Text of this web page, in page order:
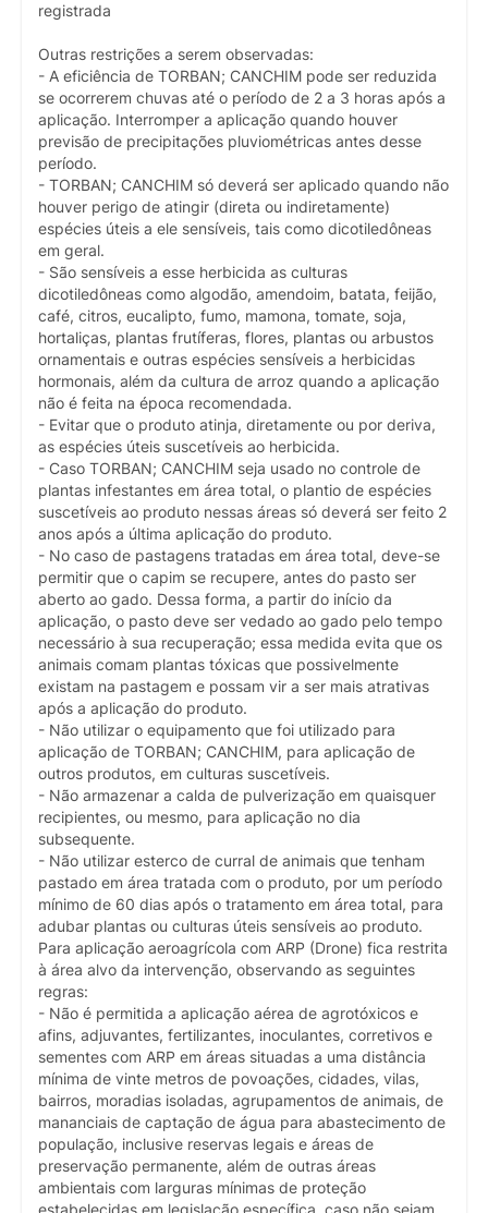
registrada
Outras restrições a serem observadas:
- A eficiência de TORBAN; CANCHIM pode ser reduzida
se ocorrerem chuvas até o período de 2 a 3 horas após a
aplicação. Interromper a aplicação quando houver
previsão de precipitações pluviométricas antes desse
período.
- TORBAN; CANCHIM só deverá ser aplicado quando não
houver perigo de atingir (direta ou indiretamente)
espécies úteis a ele sensíveis, tais como dicotiledôneas
em geral.
- São sensíveis a esse herbicida as culturas
dicotiledôneas como algodão, amendoim, batata, feijão,
café, citros, eucalipto, fumo, mamona, tomate, soja,
hortaliças, plantas frutíferas, flores, plantas ou arbustos
ornamentais e outras espécies sensíveis a herbicidas
hormonais, além da cultura de arroz quando a aplicação
não é feita na época recomendada.
- Evitar que o produto atinja, diretamente ou por deriva,
as espécies úteis suscetíveis ao herbicida.
- Caso TORBAN; CANCHIM seja usado no controle de
plantas infestantes em área total, o plantio de espécies
suscetíveis ao produto nessas áreas só deverá ser feito 2
anos após a última aplicação do produto.
- No caso de pastagens tratadas em área total, deve-se
permitir que o capim se recupere, antes do pasto ser
aberto ao gado. Dessa forma, a partir do início da
aplicação, o pasto deve ser vedado ao gado pelo tempo
necessário à sua recuperação; essa medida evita que os
animais comam plantas tóxicas que possivelmente
existam na pastagem e possam vir a ser mais atrativas
após a aplicação do produto.
- Não utilizar o equipamento que foi utilizado para
aplicação de TORBAN; CANCHIM, para aplicação de
outros produtos, em culturas suscetíveis.
- Não armazenar a calda de pulverização em quaisquer
recipientes, ou mesmo, para aplicação no dia
subsequente.
- Não utilizar esterco de curral de animais que tenham
pastado em área tratada com o produto, por um período
mínimo de 60 dias após o tratamento em área total, para
adubar plantas ou culturas úteis sensíveis ao produto.
Para aplicação aeroagrícola com ARP (Drone) fica restrita
à área alvo da intervenção, observando as seguintes
regras:
- Não é permitida a aplicação aérea de agrotóxicos e
afins, adjuvantes, fertilizantes, inoculantes, corretivos e
sementes com ARP em áreas situadas a uma distância
mínima de vinte metros de povoações, cidades, vilas,
bairros, moradias isoladas, agrupamentos de animais, de
mananciais de captação de água para abastecimento de
população, inclusive reservas legais e áreas de
preservação permanente, além de outras áreas
ambientais com larguras mínimas de proteção